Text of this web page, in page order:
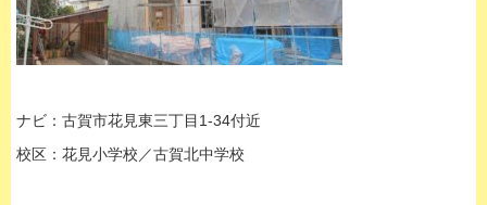
ナビ：古賀市花見東三丁目1-34付近
校区：花見小学校／古賀北中学校